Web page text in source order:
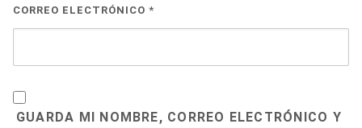
CORREO ELECTRÓNICO *
GUARDA MI NOMBRE, CORREO ELECTRÓNICO Y